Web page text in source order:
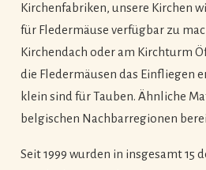
Kirchenfabriken, unsere Kirchen
für Fledermäuse verfügbar zu
Kirchendach oder am Kirchturm
die Fledermäusen das Einfliegen
klein sind für Tauben. Ähnliche
belgischen Nachbarregionen
Seit 1999 wurden in insgesamt 15